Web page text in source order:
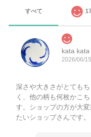
すべて
kata
2026/06/15
深さや大きさがとても
く、他の柄も何枚かこ
す。ショップの方が大
たいショップさんです。